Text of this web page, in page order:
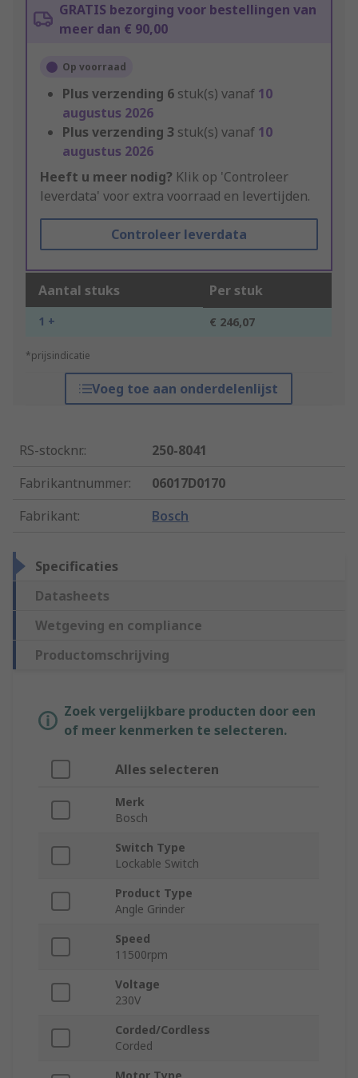
GRATIS bezorging voor bestellingen van
meer dan € 90,00
Op voorraad
Plus verzending 6 stuk(s) vanaf 10
augustus 2026
Plus verzending 3 stuk(s) vanaf 10
augustus 2026
Heeft u meer nodig? Klik op 'Controleer
leverdata' voor extra voorraad en levertijden.
Controleer leverdata
Aantal stuks Per stuk
1 + € 246,07
*prijsindicatie
Voeg toe aan onderdelenlijst
RS-stocknr.:
250-8041
Fabrikantnummer:
06017D0170
Fabrikant: Bosch
Specificaties
Datasheets
Wetgeving en compliance
Productomschrijving
Zoek vergelijkbare producten door een
of meer kenmerken te selecteren.
Alles selecteren
Merk
Bosch
Switch Type
Lockable Switch
Product Type
Angle Grinder
Speed
11500rpm
Voltage
230V
Corded/Cordless
Corded